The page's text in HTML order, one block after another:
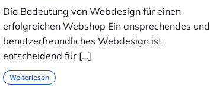
Die Bedeutung von Webdesign für einen
erfolgreichen Webshop Ein ansprechendes und
benutzerfreundliches Webdesign ist
entscheidend für […]
Weiterlesen